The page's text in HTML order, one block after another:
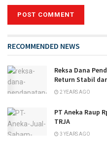
RECOMMENDED NEWS
Reksa Dana
Return Stabil
2 YEARS AGO
PT Aneka Raup
TRJA
3 YEARS AGO